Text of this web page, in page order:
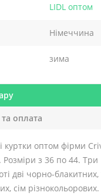
LIDL оптом
Німеччина
зима
оплата
куртки оптом фірми
з 36 по 44. Три
дві чорно-
сім різнокольорових.